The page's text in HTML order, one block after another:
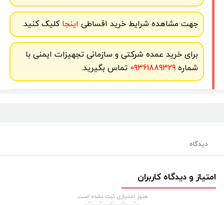
جهت مشاهده شرایط خرید اقساطی اینجاکلیک کنید.
برای خرید عمده شرکتی و سازمانی تجهیزات ایمنی با
شماره09361889329 تماس بگیرید.
دیدگاه
امتیاز و دیدگاه کاربران
هنوز امتیازی ثبت نشده است.